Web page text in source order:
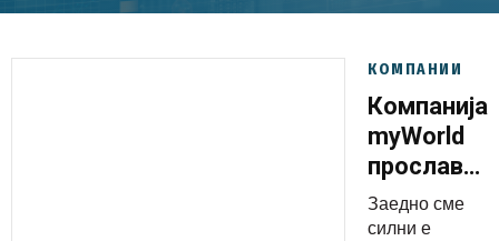
ЖИВОТ
КОМПАНИИ
myWorld
прослави
10
успешни
Заедно сме
силни е